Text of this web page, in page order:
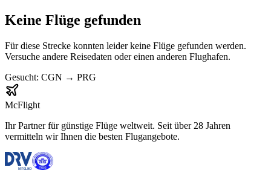
Keine Flüge gefunden
Für diese Strecke konnten leider keine Flüge gefunden werden.
Versuche andere Reisedaten oder einen anderen Flughafen.
Gesucht: CGN → PRG
McFlight
Ihr Partner für günstige Flüge weltweit. Seit über 28 Jahren
vermitteln wir Ihnen die besten Flugangebote.